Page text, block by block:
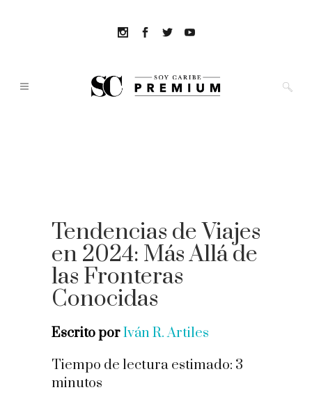
Tendencias de Viajes
en 2024: Más Allá de
las Fronteras
Conocidas
Escrito porIván R. Artiles
Tiempo de lectura estimado: 3
minutos